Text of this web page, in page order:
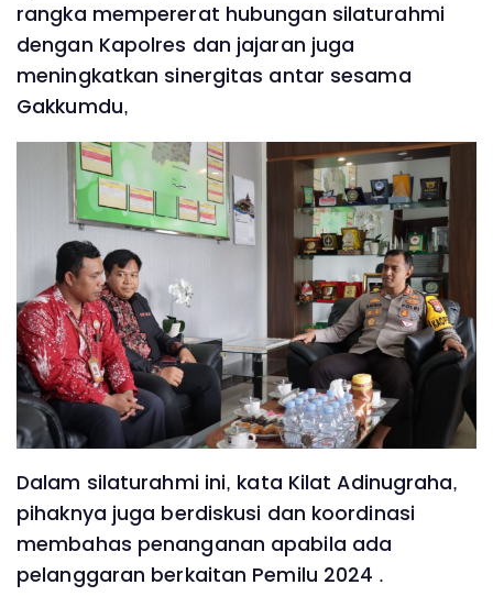
rangka mempererat hubungan silaturahmi
dengan Kapolres dan jajaran juga
meningkatkan sinergitas antar sesama
Gakkumdu,
Dalam silaturahmi ini, kata Kilat Adinugraha,
pihaknya juga berdiskusi dan koordinasi
membahas penanganan apabila ada
pelanggaran berkaitan Pemilu 2024 .